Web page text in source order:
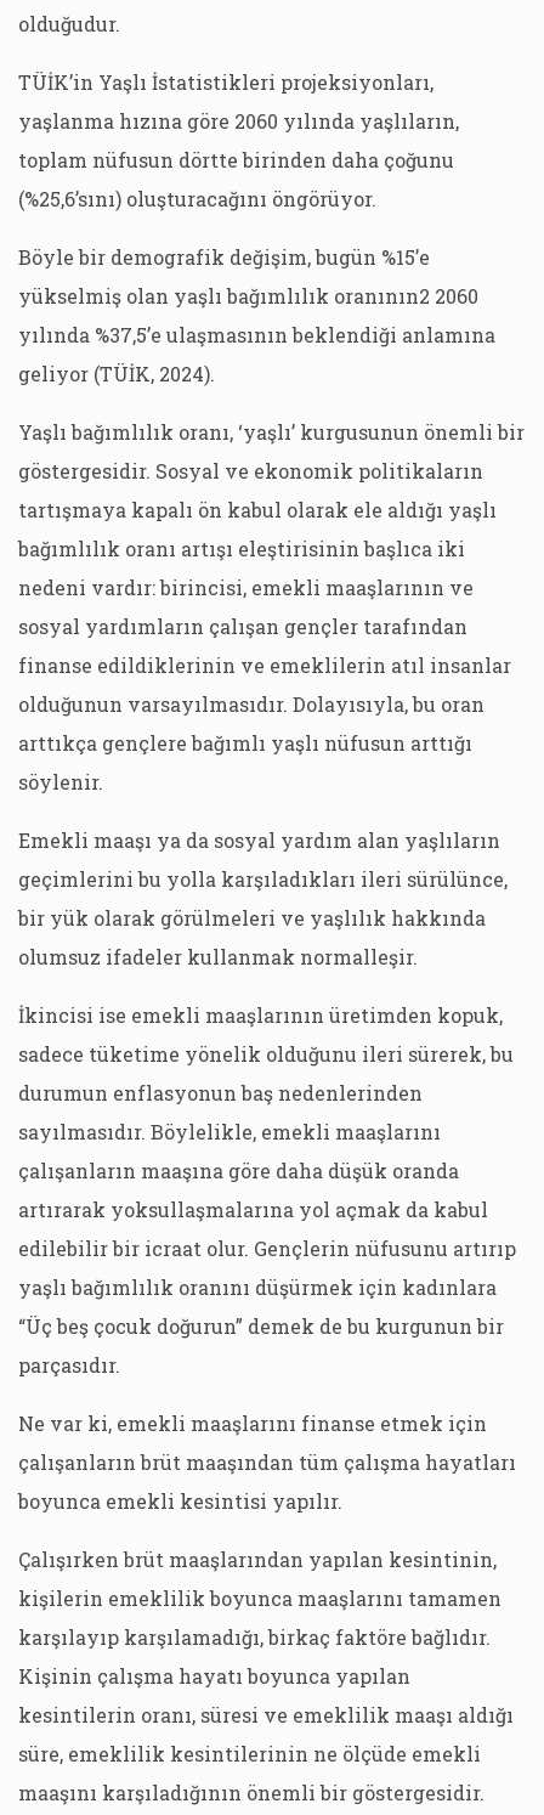
olduğudur.
TÜİK’in Yaşlı İstatistikleri projeksiyonları,
yaşlanma hızına göre 2060 yılında yaşlıların,
toplam nüfusun dörtte birinden daha çoğunu
(%25,6’sını) oluşturacağını öngörüyor.
Böyle bir demografik değişim, bugün %15’e
yükselmiş olan yaşlı bağımlılık oranının2 2060
yılında %37,5’e ulaşmasının beklendiği anlamına
geliyor (TÜİK, 2024).
Yaşlı bağımlılık oranı, ‘yaşlı’ kurgusunun önemli bir
göstergesidir. Sosyal ve ekonomik politikaların
tartışmaya kapalı ön kabul olarak ele aldığı yaşlı
bağımlılık oranı artışı eleştirisinin başlıca iki
nedeni vardır: birincisi, emekli maaşlarının ve
sosyal yardımların çalışan gençler tarafından
finanse edildiklerinin ve emeklilerin atıl insanlar
olduğunun varsayılmasıdır. Dolayısıyla, bu oran
arttıkça gençlere bağımlı yaşlı nüfusun arttığı
söylenir.
Emekli maaşı ya da sosyal yardım alan yaşlıların
geçimlerini bu yolla karşıladıkları ileri sürülünce,
bir yük olarak görülmeleri ve yaşlılık hakkında
olumsuz ifadeler kullanmak normalleşir.
İkincisi ise emekli maaşlarının üretimden kopuk,
sadece tüketime yönelik olduğunu ileri sürerek, bu
durumun enflasyonun baş nedenlerinden
sayılmasıdır. Böylelikle, emekli maaşlarını
çalışanların maaşına göre daha düşük oranda
artırarak yoksullaşmalarına yol açmak da kabul
edilebilir bir icraat olur. Gençlerin nüfusunu artırıp
yaşlı bağımlılık oranını düşürmek için kadınlara
“Üç beş çocuk doğurun” demek de bu kurgunun bir
parçasıdır.
Ne var ki, emekli maaşlarını finanse etmek için
çalışanların brüt maaşından tüm çalışma hayatları
boyunca emekli kesintisi yapılır.
Çalışırken brüt maaşlarından yapılan kesintinin,
kişilerin emeklilik boyunca maaşlarını tamamen
karşılayıp karşılamadığı, birkaç faktöre bağlıdır.
Kişinin çalışma hayatı boyunca yapılan
kesintilerin oranı, süresi ve emeklilik maaşı aldığı
süre, emeklilik kesintilerinin ne ölçüde emekli
maaşını karşıladığının önemli bir göstergesidir.